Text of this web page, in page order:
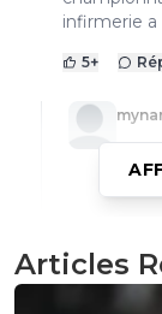
infirmerie a
5+
Articles